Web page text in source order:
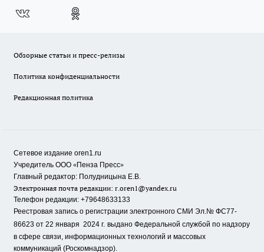
Обзорные статьи и пресс-релизы
Политика конфиденциальности
Редакционная политика
Сетевое издание oren1.ru
Учредитель ООО «Пенза Пресс»
Главный редактор: Полудницына Е.В.
Электронная почта редакции: r.oren1@yandex.ru
Телефон редакции: +79648633133
Реестровая запись о регистрации электронного СМИ Эл.№ ФС77-
86623 от 22 января 2024 г. выдано Федеральной службой по надзору
в сфере связи, информационных технологий и массовых
коммуникаций (Роскомнадзор).